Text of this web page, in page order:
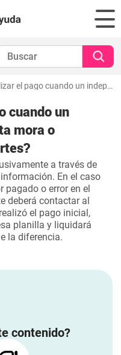
¿Cómo realizar el pago cuando un independiente presenta mora o inexactitud en los aportes?
cuando un
mora o
a través de
En el caso
pagado o error en el
deberá contactar al
el pago inicial,
planilla y liquidará
la diferencia.
contenido?